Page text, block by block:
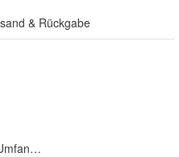
& Rückgabe
12m, Nutzlänge 1m /